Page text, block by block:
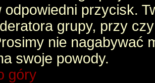
odpowiedni przycisk.
grupy, przy
nie nagabywać
swoje powody.
góry